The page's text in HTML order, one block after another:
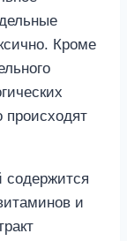
Кроме
происходят
и